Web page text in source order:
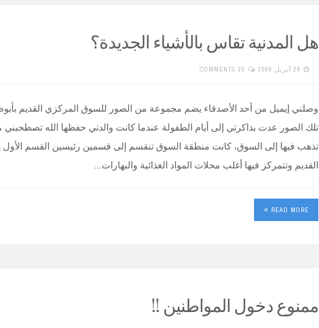
هل المدنية تقاس بالأشياء الجديدة؟
29 أبريل 2009 20 COMMENTS
وصلني إيميل من أحد الأصدقاء يضم مجموعة من الصور للسوق المركزي القديم
تلك الصور عدت بذاكرتي إلى أيام الطفولة عندما كانت والدتي حفظها الله
تذهب فيها إلى السوق، كانت منطقة السوق تنقسم إلى قسمين رئيسين القسم
القديم وتتمركز فيها أغلب محلات المواد الغذائية والبهارات…
READ MORE
ممنوع دخول المواطنين !!